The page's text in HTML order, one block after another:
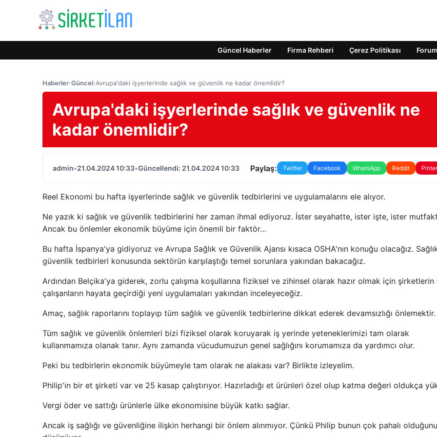
Güncel Haberler Firma Rehberi Çerez Politikası Forum
Haberler›Güncel›Avrupa'daki işyerlerinde sağlık ve güvenlik ne kadar önemlidir?
Avrupa'daki işyerlerinde sağlık ve güvenlik ne
kadar önemlidir?
admin•21.04.2024 10:33•Güncellendi: 21.04.2024 10:33 Paylaş: Twitter Facebook WhatsApp Reddit
Reel Ekonomi bu hafta işyerlerinde sağlık ve güvenlik tedbirlerini ve uygulamalarını ele alıyor.
Ne yazık ki sağlık ve güvenlik tedbirlerini her zaman ihmal ediyoruz. İster seyahatte, ister işte, ister
Ancak bu önlemler ekonomik büyüme için önemli bir faktör…
Bu hafta İspanya'ya gidiyoruz ve Avrupa Sağlık ve Güvenlik Ajansı kısaca OSHA'nın konuğu olacağız.
güvenlik tedbirleri konusunda sektörün karşılaştığı temel sorunlara yakından bakacağız.
Ardından Belçika'ya giderek, zorlu çalışma koşullarına fiziksel ve zihinsel olarak hazır olmak için şirketlerin
çalışanların hayata geçirdiği yeni uygulamaları yakından inceleyeceğiz.
Amaç, sağlık raporlarını toplayıp tüm sağlık ve güvenlik tedbirlerine dikkat ederek devamsızlığı önlemektir.
Tüm sağlık ve güvenlik önlemleri bizi fiziksel olarak koruyarak iş yerinde yeteneklerimizi tam olarak
kullanmamıza olanak tanır. Aynı zamanda vücudumuzun genel sağlığını korumamıza da yardımcı olur.
Peki bu tedbirlerin ekonomik büyümeyle tam olarak ne alakası var? Birlikte izleyelim.
Philip'in bir et şirketi var ve 25 kasap çalıştırıyor. Hazırladığı et ürünleri özel olup katma değeri oldukça
Vergi öder ve sattığı ürünlerle ülke ekonomisine büyük katkı sağlar.
Ancak iş sağlığı ve güvenliğine ilişkin herhangi bir önlem alınmıyor. Çünkü Philip bunun çok pahalı olduğunu